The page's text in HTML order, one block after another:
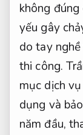
không
yếu gây
do tay
thi công.
mục dịch
dụng và
năm đầu,